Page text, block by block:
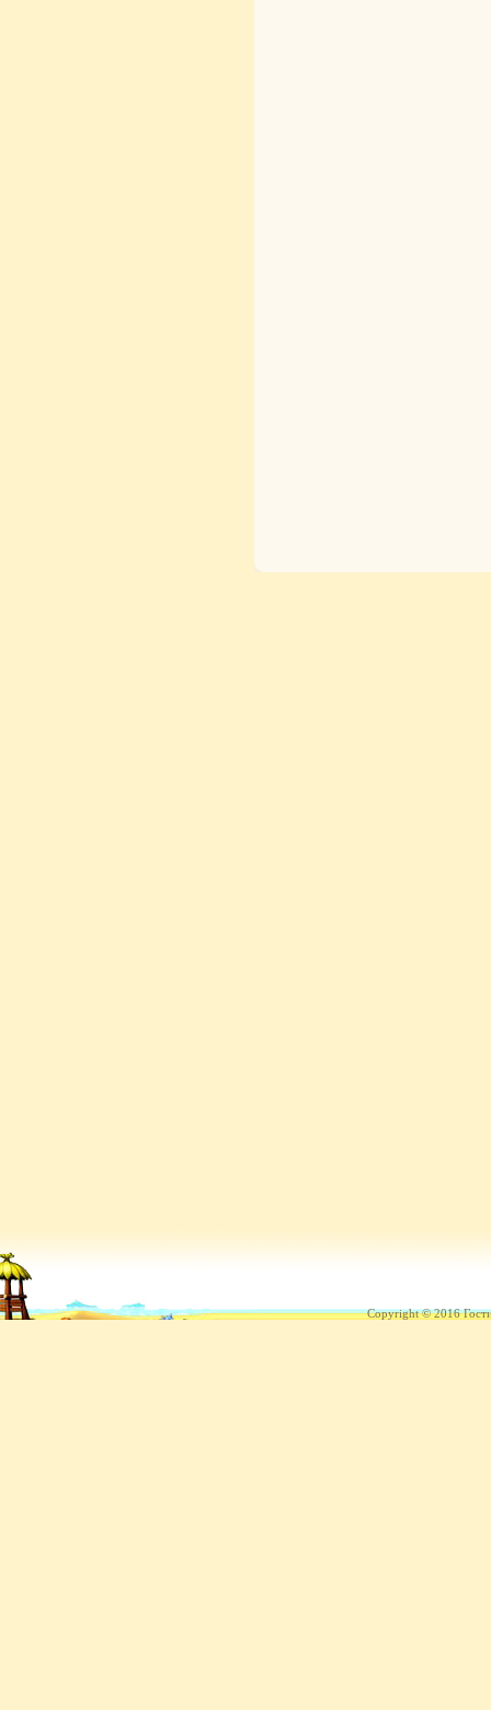
Copyright © 2016